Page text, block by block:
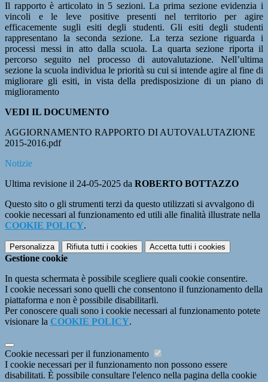
Il rapporto è articolato in 5 sezioni. La prima sezione evidenzia i
vincoli e le leve positive presenti nel territorio per agire
efficacemente sugli esiti degli studenti. Gli esiti degli studenti
rappresentano la seconda sezione. La terza sezione riguarda i
processi messi in atto dalla scuola. La quarta sezione riporta il
percorso seguito nel processo di autovalutazione. Nell’ultima
sezione la scuola individua le priorità su cui si intende agire al fine di
migliorare gli esiti, in vista della predisposizione di un piano di
miglioramento
VEDI IL DOCUMENTO
AGGIORNAMENTO RAPPORTO DI AUTOVALUTAZIONE
2015-2016.pdf
Notizie
Ultima revisione il 24-05-2025 da ROBERTO BOTTAZZO
Questo sito o gli strumenti terzi da questo utilizzati si avvalgono di
cookie necessari al funzionamento ed utili alle finalità illustrate nella
COOKIE POLICY.
Personalizza Rifiuta tutti i cookies Accetta tutti i cookies
Gestione cookie
In questa schermata è possibile scegliere quali cookie consentire.
I cookie necessari sono quelli che consentono il funzionamento della
piattaforma e non è possibile disabilitarli.
Per conoscere quali sono i cookie necessari al funzionamento potete
visionare la COOKIE POLICY.
Cookie necessari per il funzionamento
I cookie necessari per il funzionamento non possono essere
disabilitati. È possibile consultare l'elenco nella pagina della cookie